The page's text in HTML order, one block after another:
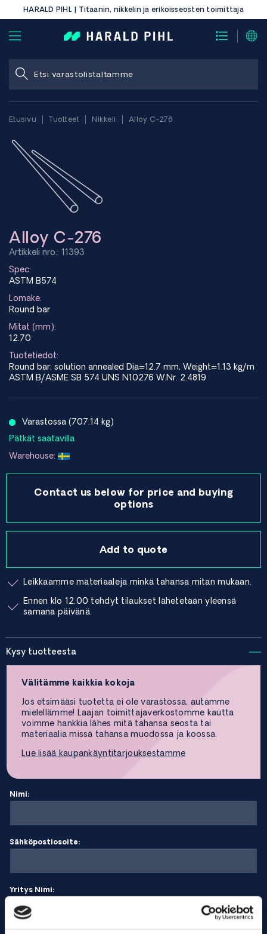
HARALD PIHL | Titaanin, nikkelin ja erikoisseosten toimittaja
Etusivu Tuotteet Nikkeli Alloy C-276
Alloy C-276
Artikkeli nro.: 11393
Spec:
ASTM B574
Lomake:
Round bar
Mitat (mm):
12.70
Tuotetiedot:
Round bar; solution annealed Dia=12.7 mm, Weight=1.13 kg/m
ASTM B/ASME SB 574 UNS N10276 W.Nr. 2.4819
Varastossa (707.14 kg)
Pätkät saatavilla
Warehouse:
Contact us below for price and buying
options
Add to quote
Leikkaamme materiaaleja minkä tahansa mitan mukaan.
Ennen klo 12.00 tehdyt tilaukset lähetetään yleensä
samana päivänä.
Kysy tuotteesta
Välitämme kaikkia kokoja
Jos etsimääsi tuotetta ei ole varastossa, autamme
mielellämme! Laajan toimittajaverkostomme kautta
voimme hankkia lähes mitä tahansa seosta tai
materiaalia missä tahansa muodossa ja koossa.
Lue lisää kaupankäyntitarjouksestamme
Nimi:
Sähköpostiosoite:
Yritys Nimi: